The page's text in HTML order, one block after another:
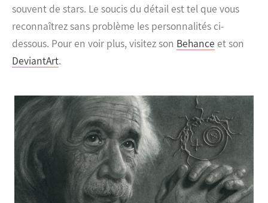
souvent de stars. Le soucis du détail est tel que vous
reconnaîtrez sans problème les personnalités ci-
dessous. Pour en voir plus, visitez son Behance et son
DeviantArt.